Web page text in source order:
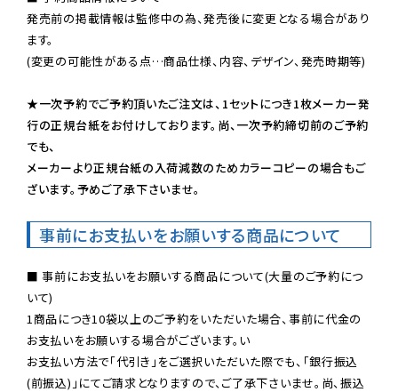
発売前の掲載情報は監修中の為、発売後に変更となる場合があり
ます。
(変更の可能性がある点…商品仕様、内容、デザイン、発売時期等)
★一次予約でご予約頂いたご注文は、1セットにつき1枚メーカー発
行の正規台紙をお付けしております。尚、一次予約締切前のご予約
でも、
メーカーより正規台紙の入荷減数のためカラーコピーの場合もご
ざいます。予めご了承下さいませ。
事前にお支払いをお願いする商品について
■ 事前にお支払いをお願いする商品について(大量のご予約につ
いて)
1商品につき10袋以上のご予約をいただいた場合、事前に代金の
お支払いをお願いする場合がございます。い
お支払い方法で「代引き」をご選択いただいた際でも、「銀行振込
(前振込)」にてご請求となりますので、ご了承下さいませ。尚、振込